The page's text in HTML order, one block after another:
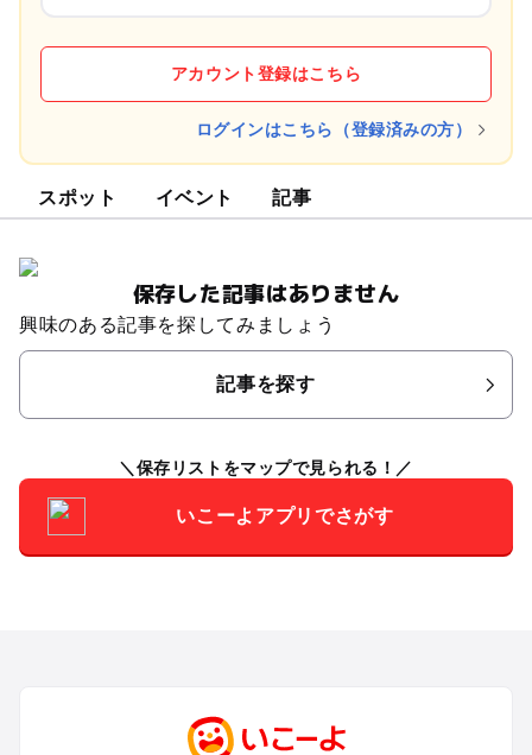
アカウント登録はこちら
ログインはこちら（登録済みの方）
スポット イベント 記事
保存した記事はありません
興味のある記事を探してみましょう
記事を探す
保存リストをマップで見られる！
いこーよアプリでさがす